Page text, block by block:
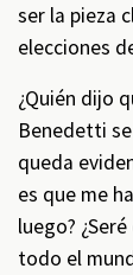
ser la pieza
elecciones
¿Quién dijo
Benedetti
queda
es que me
luego?
todo el